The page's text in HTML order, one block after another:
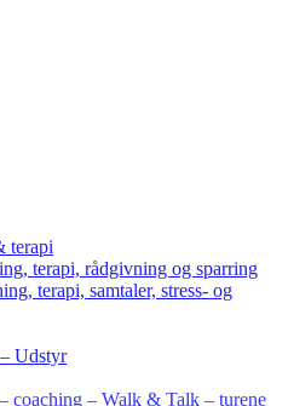
terapi
terapi, rådgivning og sparring
terapi, samtaler, stress- og
Udstyr
coaching – Walk & Talk – turene